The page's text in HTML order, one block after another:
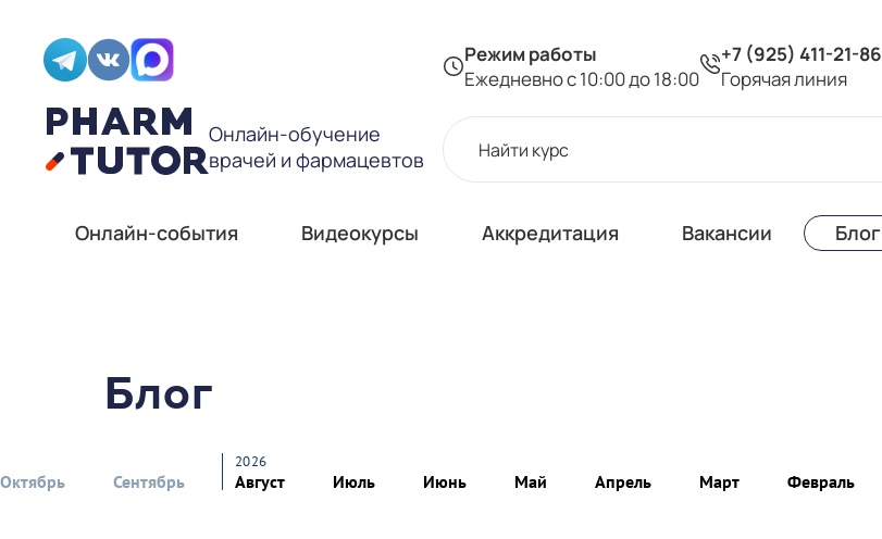
Онлайн-обучение
врачей и фармацевтов
Режим работы
Ежедневно с 10:00 до 18:00
+7 (925) 411-21-86
Горячая линия
Онлайн-события Видеокурсы Аккредитация Вакансии Блог
Блог
Октябрь Сентябрь
2026
Август Июль Июнь Май Апрель Март Февраль